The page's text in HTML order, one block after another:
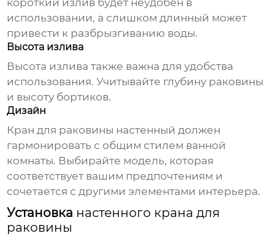
короткий излив будет неудобен в
использовании, а слишком длинный может
привести к разбрызгиванию воды.
Высота излива
Высота излива также важна для удобства
использования. Учитывайте глубину раковины
и высоту бортиков.
Дизайн
Кран для раковины настенный должен
гармонировать с общим стилем ванной
комнаты. Выбирайте модель, которая
соответствует вашим предпочтениям и
сочетается с другими элементами интерьера.
Установка настенного крана для
раковины